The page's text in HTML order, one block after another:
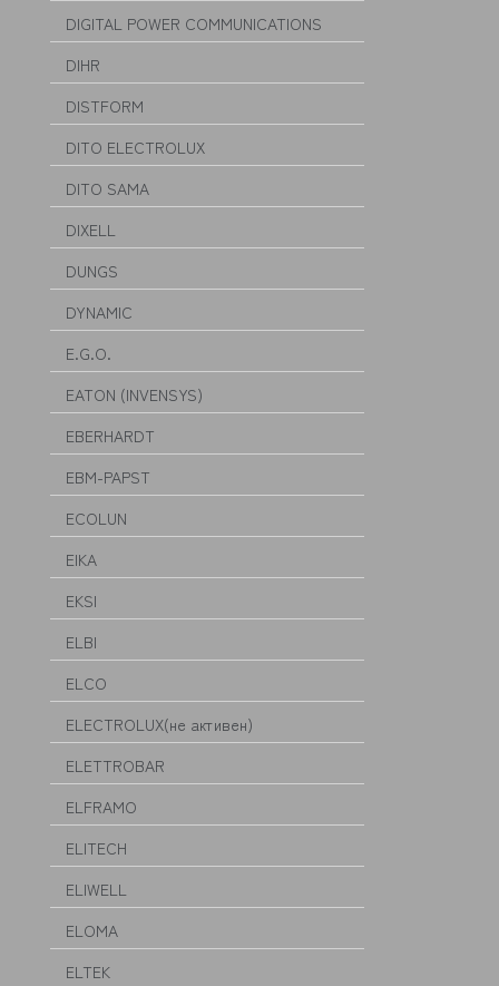
DIGITAL POWER COMMUNICATIONS
DIHR
DISTFORM
DITO ELECTROLUX
DITO SAMA
DIXELL
DUNGS
DYNAMIC
E.G.O.
EATON (INVENSYS)
EBERHARDT
EBM-PAPST
ECOLUN
EIKA
EKSI
ELBI
ELCO
ELECTROLUX(не активен)
ELETTROBAR
ELFRAMO
ELITECH
ELIWELL
ELOMA
ELTEK